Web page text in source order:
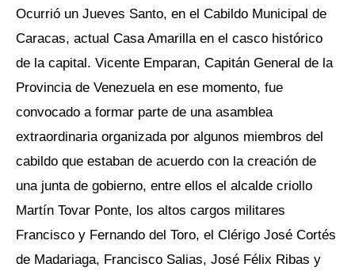
Ocurrió un Jueves Santo, en el Cabildo Municipal de
Caracas, actual Casa Amarilla en el casco histórico
de la capital. Vicente Emparan, Capitán General de la
Provincia de Venezuela en ese momento, fue
convocado a formar parte de una asamblea
extraordinaria organizada por algunos miembros del
cabildo que estaban de acuerdo con la creación de
una junta de gobierno, entre ellos el alcalde criollo
Martín Tovar Ponte, los altos cargos militares
Francisco y Fernando del Toro, el Clérigo José Cortés
de Madariaga, Francisco Salias, José Félix Ribas y